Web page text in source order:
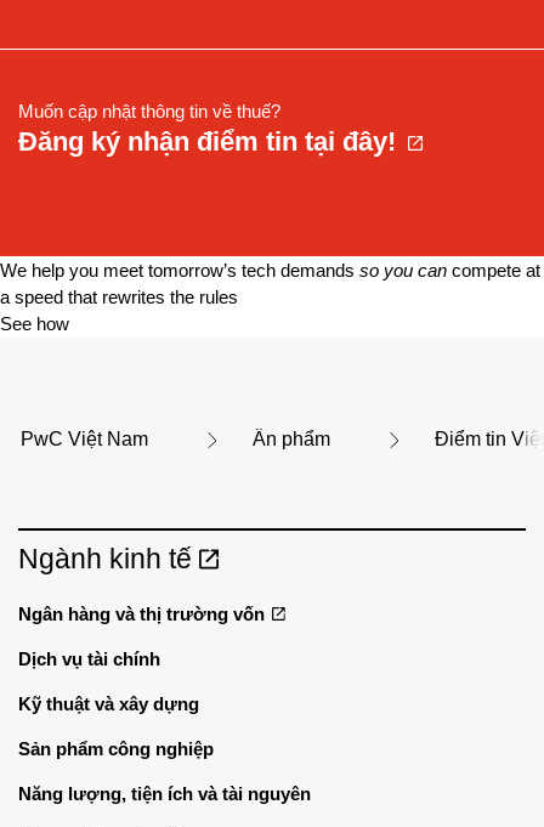
Muốn cập nhật thông tin về thuế?
Đăng ký nhận điểm tin tại đây!
We help you meet tomorrow’s tech demands so you can compete at
a speed that rewrites the rules
See how
PwC Việt Nam Ấn phẩm Điểm tin
Ngành kinh tế
Ngân hàng và thị trường vốn
Dịch vụ tài chính
Kỹ thuật và xây dựng
Sản phẩm công nghiệp
Năng lượng, tiện ích và tài nguyên